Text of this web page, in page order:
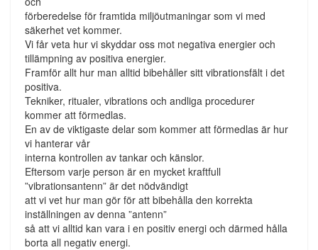
förberedelse för framtida miljöutmaningar som vi med
säkerhet vet kommer.
Vi får veta hur vi skyddar oss mot negativa energier och
tillämpning av positiva energier.
Framför allt hur man alltid bibehåller sitt vibrationsfält i det
positiva.
Tekniker, ritualer, vibrations och andliga procedurer
kommer att förmedlas.
En av de viktigaste delar som kommer att förmedlas är hur
vi hanterar vår
interna kontrollen av tankar och känslor.
Eftersom varje person är en mycket kraftfull
”vibrationsantenn” är det nödvändigt
att vi vet hur man gör för att bibehålla den korrekta
inställningen av denna ”antenn”
så att vi alltid kan vara i en positiv energi och därmed hålla
borta all negativ energi.